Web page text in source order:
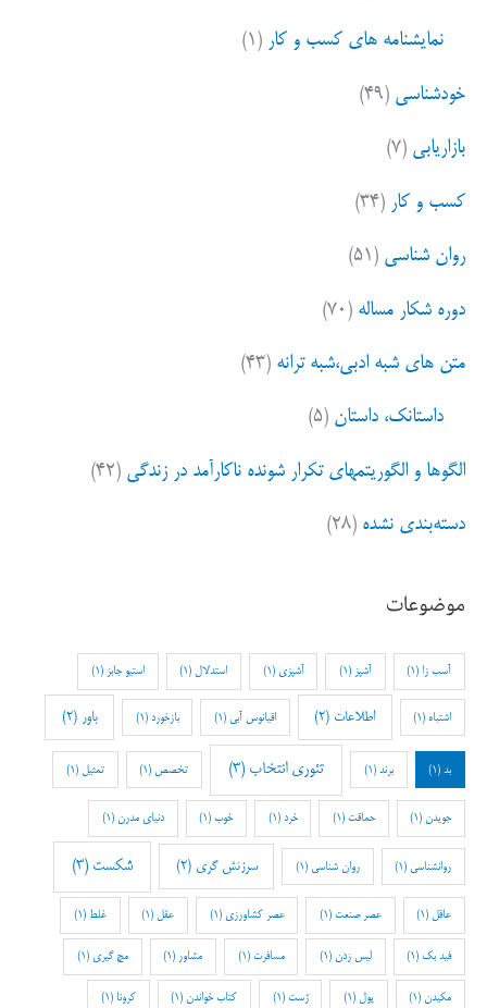
نمایشنامه های کسب و کار (۱)
خودشناسی (۴۹)
بازاریابی (۷)
کسب و کار (۳۴)
روان شناسی (۵۱)
دوره شکار مساله (۷۰)
متن های شبه ادبی،شبه ترانه (۴۳)
داستانک، داستان (۵)
الگوها و الگوریتمهای تکرار شونده ناکارآمد در زندگی (۴۲)
دسته‌بندی نشده (۲۸)
موضوعات
آسب زا (1) آشپز (1) آشپزی (1) استدلال (1) استیو جابز (1)
اشتباه (1) اطلاعات (2) اقیانوس آبی (1) بازخورد (1) باور (2)
بد(1) برند (1) تئوری انتخاب (3) تخصص (1) تمثیل (1)
جویدن (1) حماقت (1) خرد (1) خوب(1) دنیای مدرن (1)
روانشناسی (1) روان شناسی (1) سرزنش گری (2) شکست (3)
عاقل (1) عصر صنعت (1) عصر کشاورزی (1) عقل (1) غلط (1)
فید بک(1) لیس زدن (1) مسافرت (1) مشاور (1) مچ گیری (1)
مکیدن (1) پول (1) ژست (1) کتاب خواندن (1) کرونا (1)